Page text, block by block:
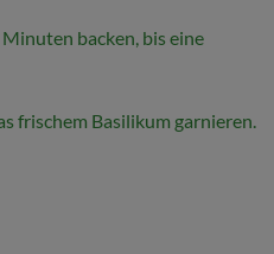
backen, bis eine
frischem Basilikum garnieren.